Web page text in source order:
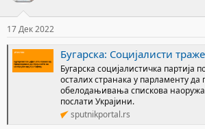
17 Дек 2022
Бугарска: Социјалисти траже од председника да стави
Бугарска социјалистичка партија
осталих странака у парламенту да
обелодањивања спискова
послати Украјини.
sputnikportal.rs